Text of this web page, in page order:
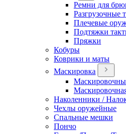
Ремни для
Разгрузочные
Плечевые
Подтяжки
Пряжки
Кобуры
Коврики и маты
Маскировка
Наколенники /
Чехлы оружейные
Спальные мешки
Пончо